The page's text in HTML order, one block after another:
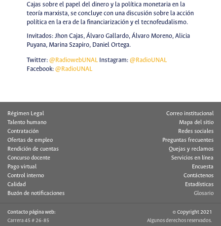
Cajas sobre el papel del dinero y la política monetaria en la
teoría marxista, se concluye con una discusión sobre la acción
política en la era de la financiarización y el tecnofeudalismo.
Invitados: Jhon Cajas, Álvaro Gallardo, Álvaro Moreno, Alicia
Puyana, Marina Szapiro, Daniel Ortega.
Twitter: @RadiowebUNALInstagram: @RadioUNAL
Facebook: @RadioUNAL
Régimen Legal
Talento humano
Contratación
Ofertas de empleo
Rendición de cuentas
Concurso docente
Pago virtual
Control interno
Calidad
Buzón de notificaciones
Correo institucional
Mapa del sitio
Redes sociales
Preguntas frecuentes
Quejas y reclamos
Servicios en línea
Encuesta
Contáctenos
Estadísticas
Glosario
Contacto página web:
Carrera 45 # 26-85
© Copyright 2021
Algunos derechos reservados.